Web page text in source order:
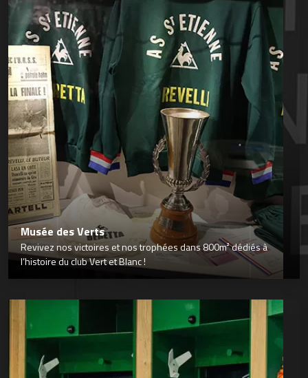
Musée des Verts
Revivez nos victoires et nos trophées dans 800m² dédiés à
l’histoire du club Vert et Blanc !